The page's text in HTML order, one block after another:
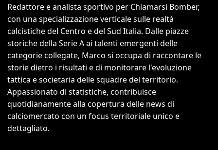
Redattore e analista sportivo per Chiamarsi Bomber,
con una specializzazione verticale sulle realtà
calcistiche del Centro e del Sud Italia. Dalle piazze
storiche della Serie A ai talenti emergenti delle
categorie collegate, Marco si occupa di raccontare le
storie dietro i risultati e di monitorare l'evoluzione
tattica e societaria delle squadre del territorio.
Appassionato di statistiche, contribuisce
quotidianamente alla copertura delle news di
calciomercato con un focus territoriale unico e
dettagliato.